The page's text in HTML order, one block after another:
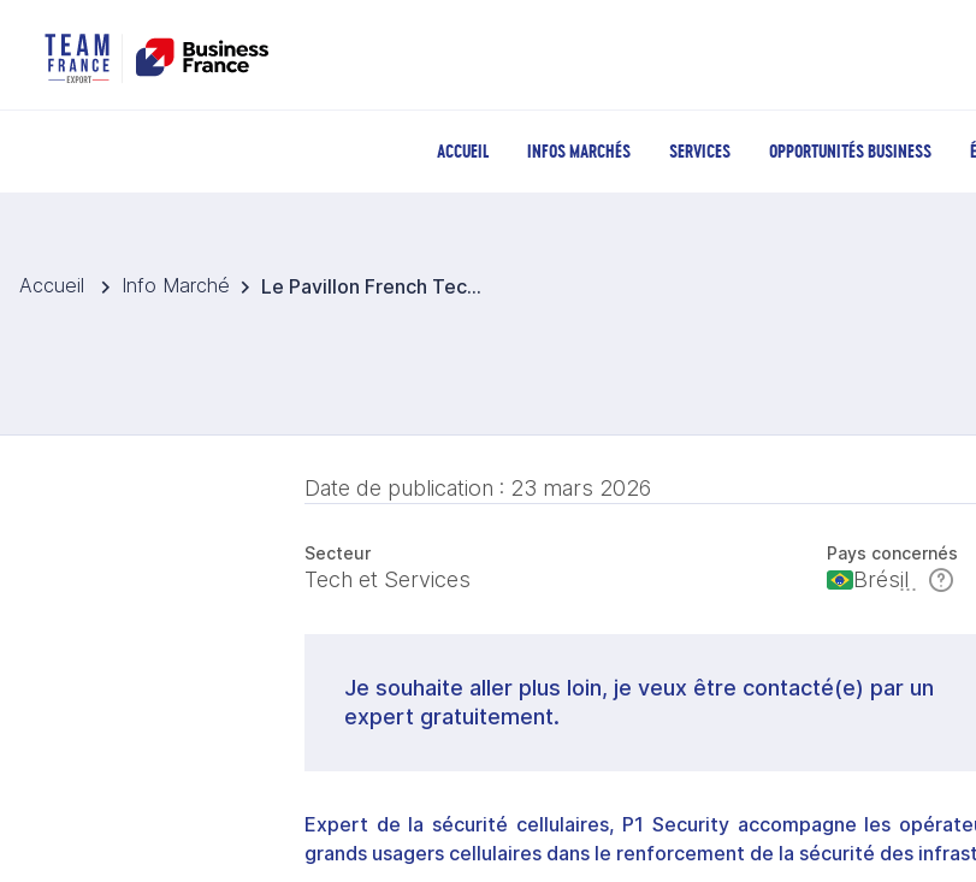
ACCUEIL INFOS MARCHÉS SERVICES OPPORTUNITÉS BUSINESS
Accueil Info Marché Le Pavillon French Tech du MWC permet à P1 SECURITY de trouver son partenaire commercial sur la zone LATAM
Date de publication : 23 mars 2026
Secteur
Tech et Services
Pays concernés
Brésil
Je souhaite aller plus loin, je veux être contacté(e) par un
expert gratuitement.
Expert de la sécurité cellulaires, P1 Security accompagne les
grands usagers cellulaires dans le renforcement de la sécurité des